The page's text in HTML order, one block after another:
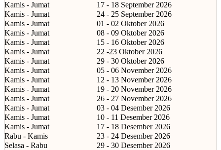
Kamis - Jumat
17 - 18 September 2026
Kamis - Jumat
24 - 25 September 2026
Kamis - Jumat
01 - 02 Oktober 2026
Kamis - Jumat
08 - 09 Oktober 2026
Kamis - Jumat
15 - 16 Oktober 2026
Kamis - Jumat
22 -23 Oktober 2026
Kamis - Jumat
29 - 30 Oktober 2026
Kamis - Jumat
05 - 06 November 2026
Kamis - Jumat
12 - 13 November 2026
Kamis - Jumat
19 - 20 November 2026
Kamis - Jumat
26 - 27 November 2026
Kamis - Jumat
03 - 04 Desember 2026
Kamis - Jumat
10 - 11 Desember 2026
Kamis - Jumat
17 - 18 Desember 2026
Rabu - Kamis
23 - 24 Desember 2026
Selasa - Rabu
29 - 30 Desember 2026